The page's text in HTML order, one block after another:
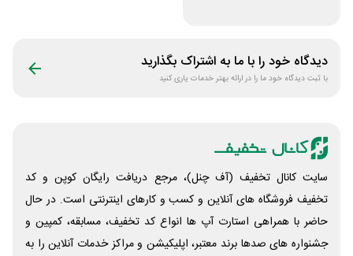
دیدگاه خود را با ما به اشتراک بگذارید
با ثبت دیدگاه خود ما را در ارائه بهتر خدمات یاری کنید
سایت کانال تخفیف (آف چنل)، مرجع دریافت رایگان کوپن و کد
تخفیف فروشگاه های آنلاین و کسب و‌ کارهای اینترنتی است. در حال
حاضر با همراهی استارت آپ ها انواع کد تخفیف، مسابقه، کمپین و
جشنواره های صدها برند معتبر، اپلیکیشن و مراکز خدمات آنلاین را به